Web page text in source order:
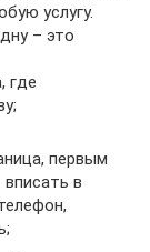
услугу.
– это
где
первым
в